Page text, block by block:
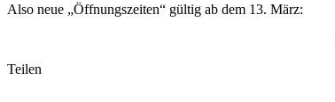
Also neue „Öffnungszeiten“ gültig ab dem 13. März:
Teilen